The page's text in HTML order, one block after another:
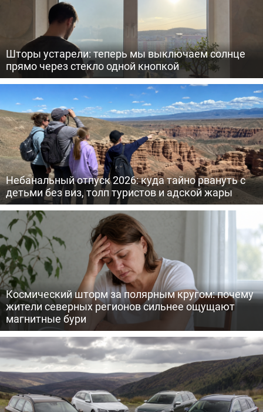
Шторы устарели: теперь мы выключаем солнце
прямо через стекло одной кнопкой
Небанальный отпуск 2026: куда тайно рвануть с
детьми без виз, толп туристов и адской жары
Космический шторм за полярным кругом: почему
жители северных регионов сильнее ощущают
магнитные бури